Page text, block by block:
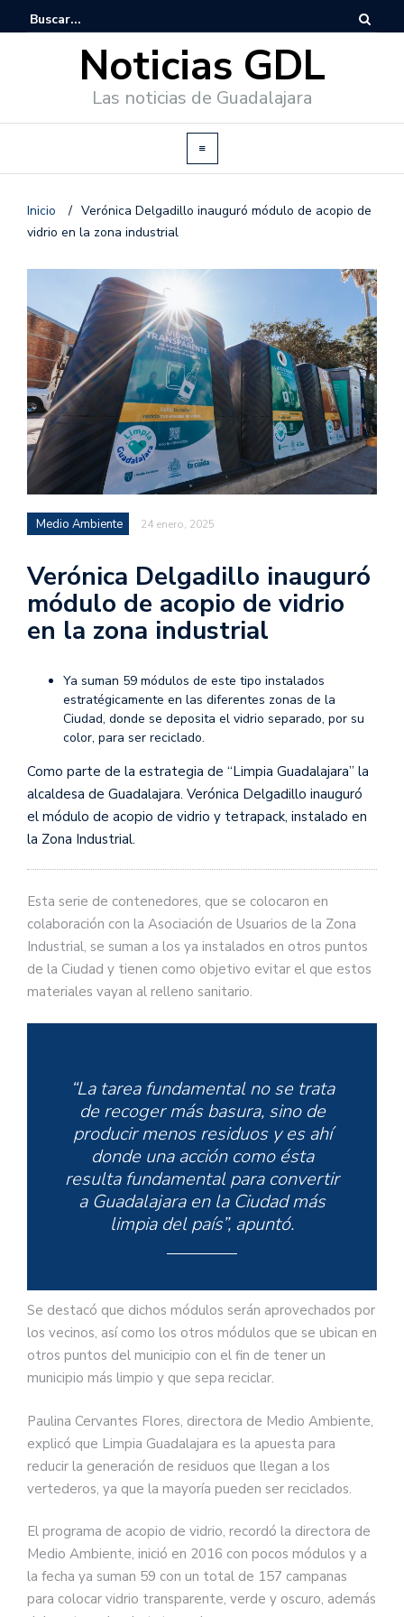
Noticias GDL
Las noticias de Guadalajara
Inicio / Verónica Delgadillo inauguró módulo de acopio de
vidrio en la zona industrial
Medio Ambiente 24 enero, 2025
Verónica Delgadillo inauguró
módulo de acopio de vidrio
en la zona industrial
Ya suman 59 módulos de este tipo instalados
estratégicamente en las diferentes zonas de la
Ciudad, donde se deposita el vidrio separado, por su
color, para ser reciclado.
Como parte de la estrategia de “Limpia Guadalajara” la
alcaldesa de Guadalajara. Verónica Delgadillo inauguró
el módulo de acopio de vidrio y tetrapack, instalado en
la Zona Industrial.
Esta serie de contenedores, que se colocaron en
colaboración con la Asociación de Usuarios de la Zona
Industrial, se suman a los ya instalados en otros puntos
de la Ciudad y tienen como objetivo evitar el que estos
materiales vayan al relleno sanitario.
“La tarea fundamental no se trata
de recoger más basura, sino de
producir menos residuos y es ahí
donde una acción como ésta
resulta fundamental para convertir
a Guadalajara en la Ciudad más
limpia del país”, apuntó.
Se destacó que dichos módulos serán aprovechados por
los vecinos, así como los otros módulos que se ubican en
otros puntos del municipio con el fin de tener un
municipio más limpio y que sepa reciclar.
Paulina Cervantes Flores, directora de Medio Ambiente,
explicó que Limpia Guadalajara es la apuesta para
reducir la generación de residuos que llegan a los
vertederos, ya que la mayoría pueden ser reciclados.
El programa de acopio de vidrio, recordó la directora de
Medio Ambiente, inició en 2016 con pocos módulos y a
la fecha ya suman 59 con un total de 157 campanas
para colocar vidrio transparente, verde y oscuro, además